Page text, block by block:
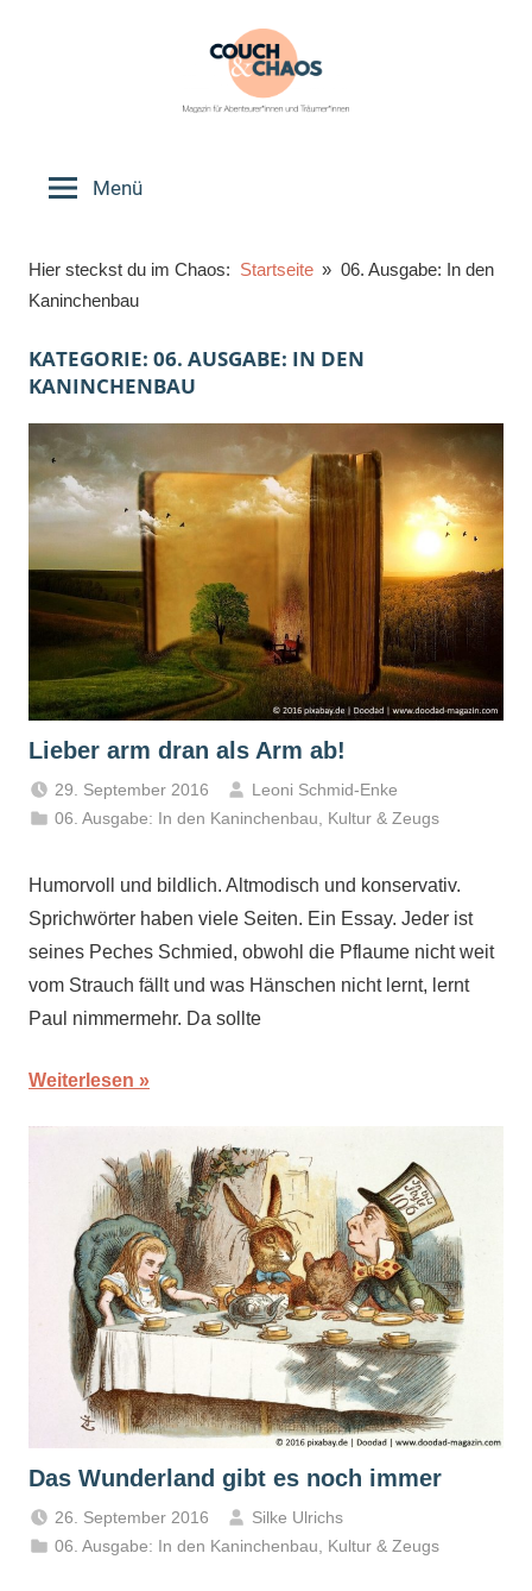
Chaos
Menü
Hier steckst du im Chaos: Startseite
06. Ausgabe: In den
Kaninchenbau
KATEGORIE: 06. AUSGABE: IN DEN
KANINCHENBAU
Lieber arm dran als Arm ab!
29. September 2016
Leoni Schmid-Enke
06. Ausgabe: In den Kaninchenbau
Kultur & Zeugs
Humorvoll und bildlich. Altmodisch und konservativ.
Sprichwörter haben viele Seiten. Ein Essay. Jeder ist
seines Peches Schmied, obwohl die Pflaume nicht weit
vom Strauch fällt und was Hänschen nicht lernt, lernt
Paul nimmermehr. Da sollte
Weiterlesen
Das Wunderland gibt es noch immer
26. September 2016
Silke Ulrichs
06. Ausgabe: In den Kaninchenbau, Kultur & Zeugs